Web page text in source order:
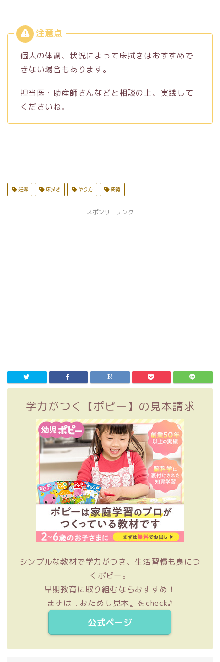
個人の体調、状況によって床拭きはおすすめで
きない場合もあります。
担当医・助産師さんなどと相談の上、実践して
くださいね。
妊娠 床拭き やり方 姿勢
スポンサーリンク
学力がつく【ポピー】の見本請求
シンプルな教材で学力がつき、生活習慣も身につ
くポピー。
早期教育に取り組むならおすすめ！
まずは『おためし見本』をcheck♪
公式ページ